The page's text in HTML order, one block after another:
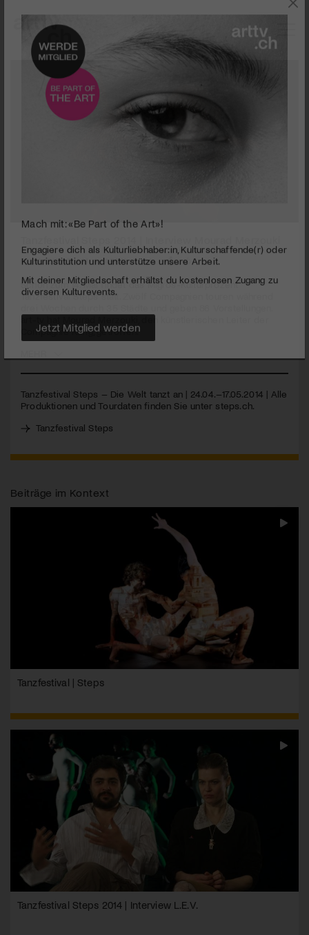
17
second
PUBLIZIERT AM 4. APRIL 2014
Schon zum 14. Mal findet das Migros-Kulturprozent
Tanzfestival Steps statt. Zwölf Compagnien touren während
art-tv hat Mourad Merzouki, den künstlerischen Leiter der
Compagnie Käfig, getroffen.
Tanzfestival Steps – Die Welt tanzt an | 24.04.–17.05.2014 | Alle
Produktionen und Tourdaten finden Sie unter steps.ch.
Tanzfestival Steps
Beiträge im Kontext
Tanzfestival | Steps
Tanzfestival Steps 2014 | Interview L.E.V.
Engagiere dich als Kulturliebhaber:in, Kulturschaffende(r) oder
Kulturinstitution und unterstütze unsere Arbeit.
Mit deiner Mitgliedschaft erhältst du kostenlosen Zugang zu
Jetzt Mitglied werden